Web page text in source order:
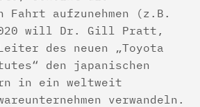
Fahrt aufzunehmen (z.B.
will Dr. Gill Pratt,
des neuen „Toyota
den japanischen
in ein weltweit
verwandeln.